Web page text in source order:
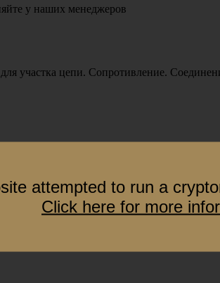
у наших менеджеров
участка цепи. Сопротивление.
attempted to run a
Click here for more